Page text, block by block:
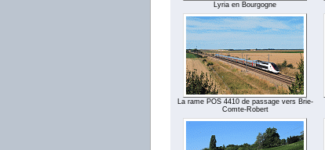
Lyria en Bourgogne
La rame POS 4410 de passage vers Brie-
Comte-Robert